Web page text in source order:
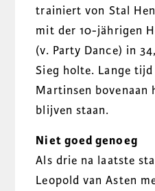
trainiert von Stal
mit der 10-jährigen
(v. Party Dance) in
Sieg holte. Lange
Martinsen bovenaan
blijven staan.
Niet goed genoeg
Als drie na laatste
Leopold van Asten